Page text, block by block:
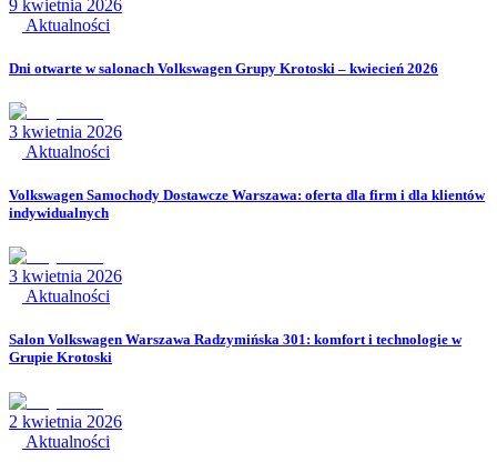
9 kwietnia 2026
Aktualności
Dni otwarte w salonach Volkswagen Grupy Krotoski – kwiecień 2026
3 kwietnia 2026
Aktualności
Volkswagen Samochody Dostawcze Warszawa: oferta dla firm i dla klientów
indywidualnych
3 kwietnia 2026
Aktualności
Salon Volkswagen Warszawa Radzymińska 301: komfort i technologie w
Grupie Krotoski
2 kwietnia 2026
Aktualności